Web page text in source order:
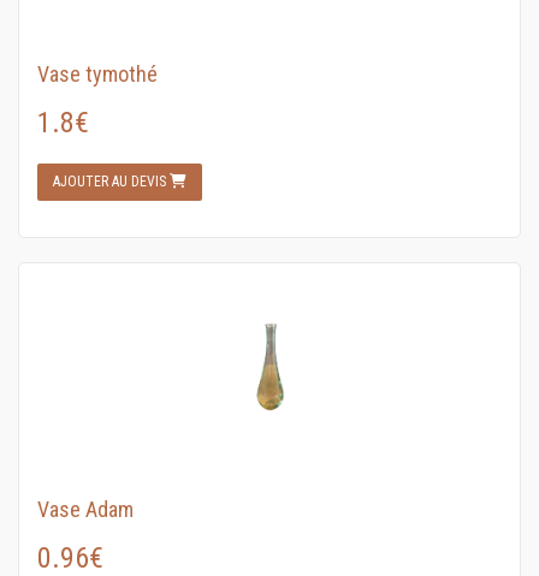
Vase tymothé
1.8€
AJOUTER AU DEVIS
Vase Adam
0.96€